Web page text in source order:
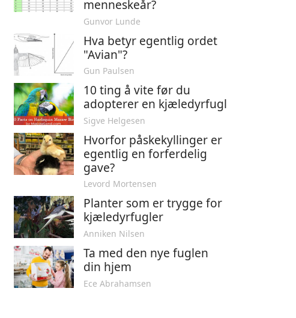
menneskeår?
Gunvor Lunde
Hva betyr egentlig ordet
"Avian"?
Gun Paulsen
10 ting å vite før du
adopterer en kjæledyrfugl
Sigve Helgesen
Hvorfor påskekyllinger er
egentlig en forferdelig
gave?
Levord Mortensen
Planter som er trygge for
kjæledyrfugler
Anniken Nilsen
Ta med den nye fuglen
din hjem
Ece Abrahamsen